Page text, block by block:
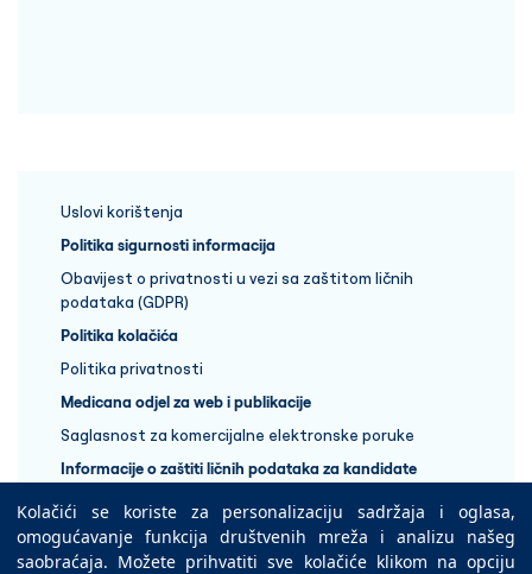
Kolačići se koriste za personalizaciju sadržaja i oglasa,
omogućavanje funkcija društvenih mreža i analizu našeg
saobraćaja. Možete prihvatiti sve kolačiće klikom na opciju
Uslovi korištenja
Politika sigurnosti informacija
Obavijest o privatnosti u vezi sa zaštitom ličnih
podataka (GDPR)
Politika kolačića
Politika privatnosti
Medicana odjel za web i publikacije
Saglasnost za komercijalne elektronske poruke
Informacije o zaštiti ličnih podataka za kandidate
+387 33 848 888